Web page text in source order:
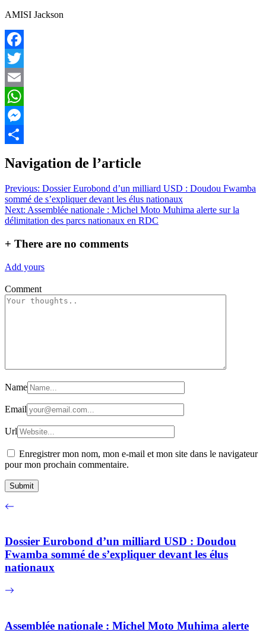
AMISI Jackson
Facebook
Twitter
Email
WhatsApp
Messenger
Navigation de l’article
Previous: Dossier Eurobond d’un milliard USD : Doudou Fwamba
sommé de s’expliquer devant les élus nationaux
Next: Assemblée nationale : Michel Moto Muhima alerte sur la
délimitation des parcs nationaux en RDC
+ There are no comments
Add yours
Comment
Name
Email
Url
Enregistrer mon nom, mon e-mail et mon site dans le navigateur
pour mon prochain commentaire.
Dossier Eurobond d’un milliard USD : Doudou
Fwamba sommé de s’expliquer devant les élus
nationaux
Assemblée nationale : Michel Moto Muhima alerte